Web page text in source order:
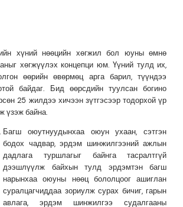
хүний нөөцийн хөгжил бол юуны өмнө
хөгжүүлэх концепци юм. Үүний тулд их,
өөрийн өвөрмөц арга барил, түүндээ
байдаг. Бид өөрсдийн туулсан богино
25 жилдээ хичээн зүтгэсээр тодорхой үр
үзэж байна.
Багш оюутнуудынхаа оюун ухаан, сэтгэн
бодох чадвар, эрдэм шинжилгээний ажлын
дадлага туршлагыг байнга тасралтгүй
дээшлүүлж байхын тулд эрдэмтэн багш
нарынхаа оюуны нөөц бололцоог ашиглан
суралцагчиддаа зориулж сурах бичиг, гарын
авлага, эрдэм шинжилгээ судалгааны